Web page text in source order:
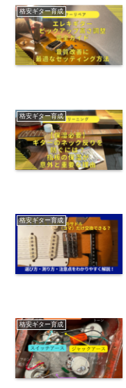
格安ギター育成
格安ギター育成
格安ギター育成
格安ギター育成